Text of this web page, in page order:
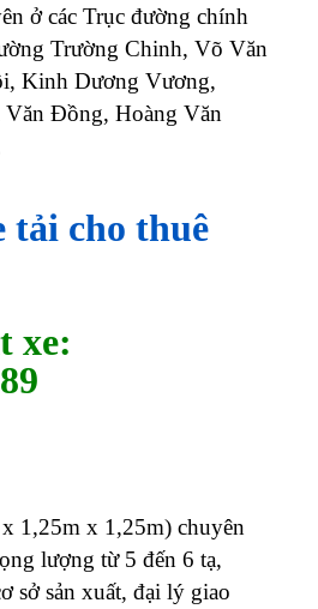
ở các Trục đường chính
Trường Chinh, Võ Văn
Kinh Dương Vương,
Văn Đồng, Hoàng Văn
tải cho thuê
xe:
1,25m x 1,25m) chuyên
lượng từ 5 đến 6 tạ,
sở sản xuất, đại lý giao